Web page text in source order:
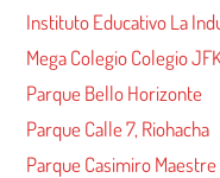
Instituto Educativo La
Mega Colegio Colegio
Parque Bello Horizonte
Parque Calle 7, Riohacha
Parque Casimiro Maestre